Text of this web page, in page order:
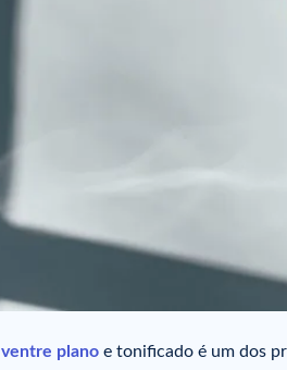
ventre plano e tonificado é um dos